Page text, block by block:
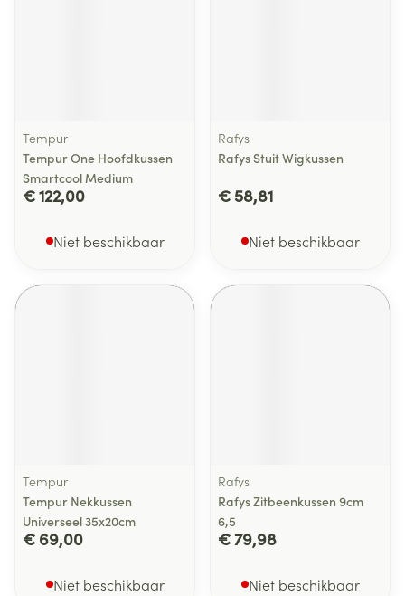
Tempur
Tempur One Hoofdkussen
Smartcool Medium
€ 122,00
Niet beschikbaar
Rafys
Rafys Stuit Wigkussen
€ 58,81
Niet beschikbaar
Tempur
Tempur Nekkussen
Universeel 35x20cm
€ 69,00
Niet beschikbaar
Rafys
Rafys Zitbeenkussen 9cm
6,5
€ 79,98
Niet beschikbaar